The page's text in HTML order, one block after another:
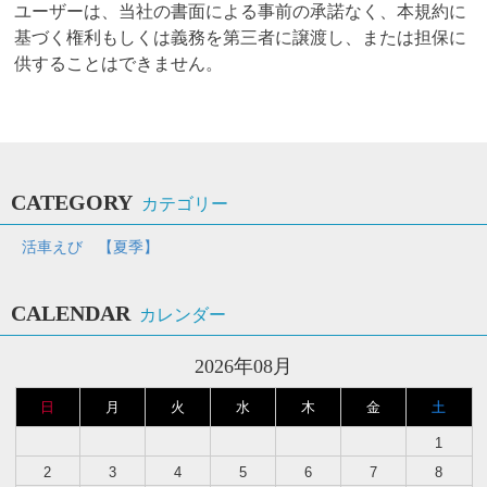
ユーザーは、当社の書面による事前の承諾なく、本規約に
基づく権利もしくは義務を第三者に譲渡し、または担保に
供することはできません。
CATEGORY カテゴリー
活車えび 【夏季】
CALENDAR カレンダー
2026年08月
日 月 火 水 木 金 土
1
2
3 4 5 6 7
8